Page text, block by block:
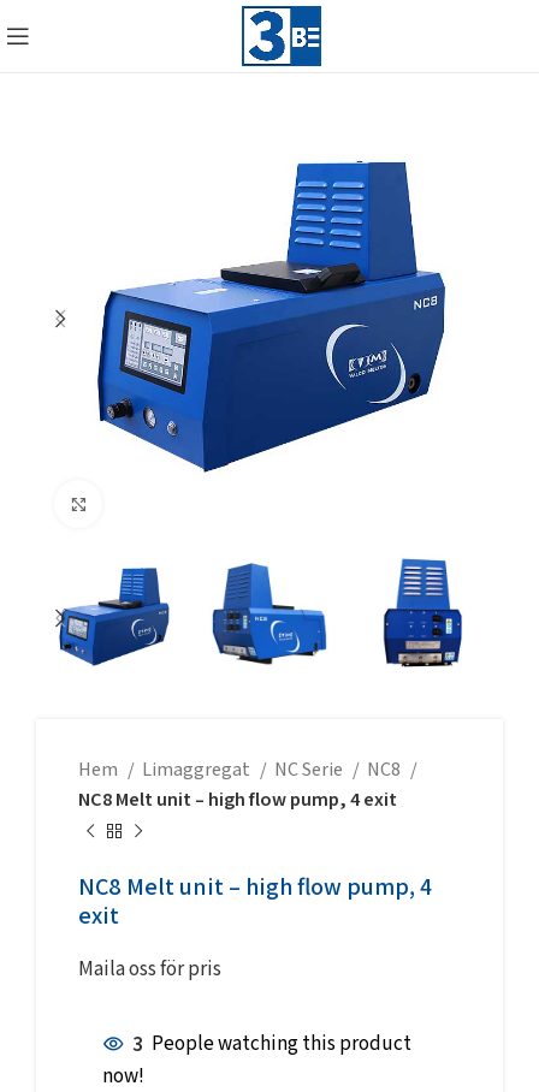
Hem Limaggregat NC Serie
NC8
NC8 Melt unit – high flow pump, 4 exit
NC8 Melt unit – high flow pump, 4
exit
Maila oss för pris
3 People watching this product
now!